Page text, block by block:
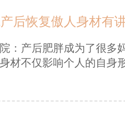
后恢复傲人身材有
产后肥胖成为了很多
材不仅影响个人的自身